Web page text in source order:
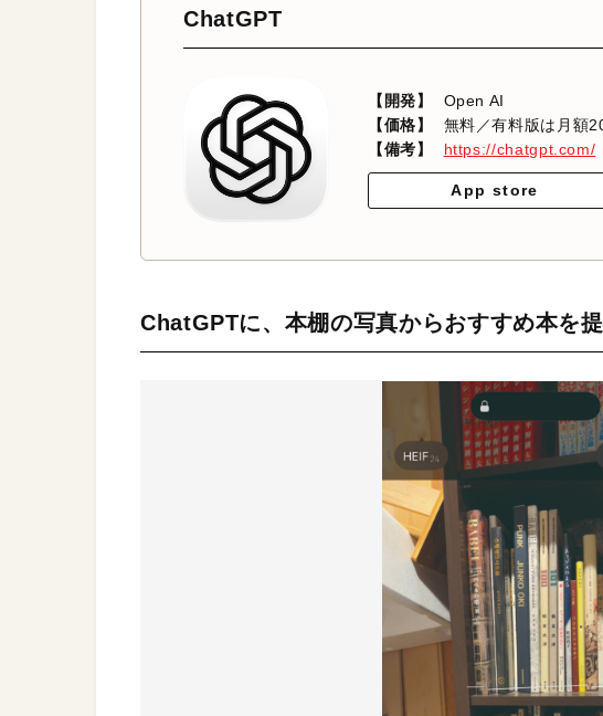
ChatGPT
【開発】
Open AI
【価格】
無料／有料版は月額
【備考】
https://chatgpt.com/
App store
ChatGPTに、本棚の写真からおすすめ本を